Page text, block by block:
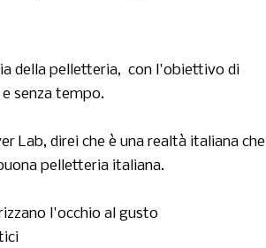
della pelletteria, con l'obiettivo di
e senza tempo.
Lab, direi che è una realtà italiana che
pelletteria italiana.
l'occhio al gusto